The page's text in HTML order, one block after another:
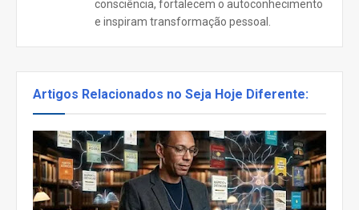
consciência, fortalecem o autoconhecimento
e inspiram transformação pessoal.
Artigos Relacionados no Seja Hoje Diferente: